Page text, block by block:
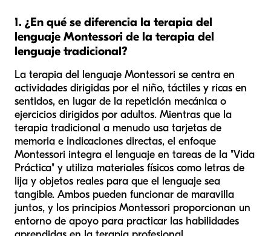
1. ¿En qué se diferencia la terapia del
lenguaje Montessori de la terapia del
lenguaje tradicional?
La terapia del lenguaje Montessori se centra en
actividades dirigidas por el niño, táctiles y ricas en
sentidos, en lugar de la repetición mecánica o
ejercicios dirigidos por adultos. Mientras que la
terapia tradicional a menudo usa tarjetas de
memoria e indicaciones directas, el enfoque
Montessori integra el lenguaje en tareas de la "Vida
Práctica" y utiliza materiales físicos como letras de
lija y objetos reales para que el lenguaje sea
tangible. Ambos pueden funcionar de maravilla
juntos, y los principios Montessori proporcionan un
entorno de apoyo para practicar las habilidades